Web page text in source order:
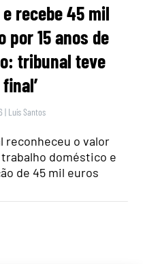
recebe 45 mil
por 15 anos de
tribunal teve
| Luís Santos
reconheceu o valor
doméstico e
de 45 mil euros